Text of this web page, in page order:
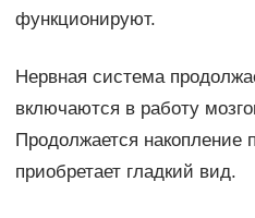
функционируют.
Нервная система
включаются в работу
Продолжается накопление
приобретает гладкий вид.